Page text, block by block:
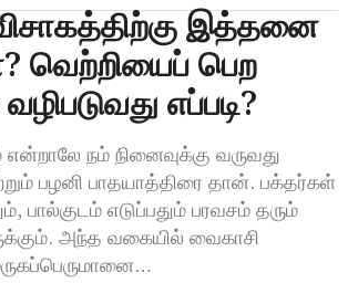
t
o
இத்தனை
வெற்றியைப் பெற
எப்படி?
நம் நினைவுக்கு வருவது
பழனி பாதயாத்திரை தான். பக்தர்கள்
பால்குடம் எடுப்பதும் பரவசம் தரும்
அந்த வகையில் வைகாசி